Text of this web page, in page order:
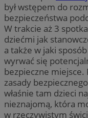
był wstępem do
bezpieczeństwa
W trakcie aż 3
dziećmi jak
a także w jaki
wyrwać się
bezpieczne
zasady
właśnie tam dzieci
nieznajomą, która
w rzeczywistym